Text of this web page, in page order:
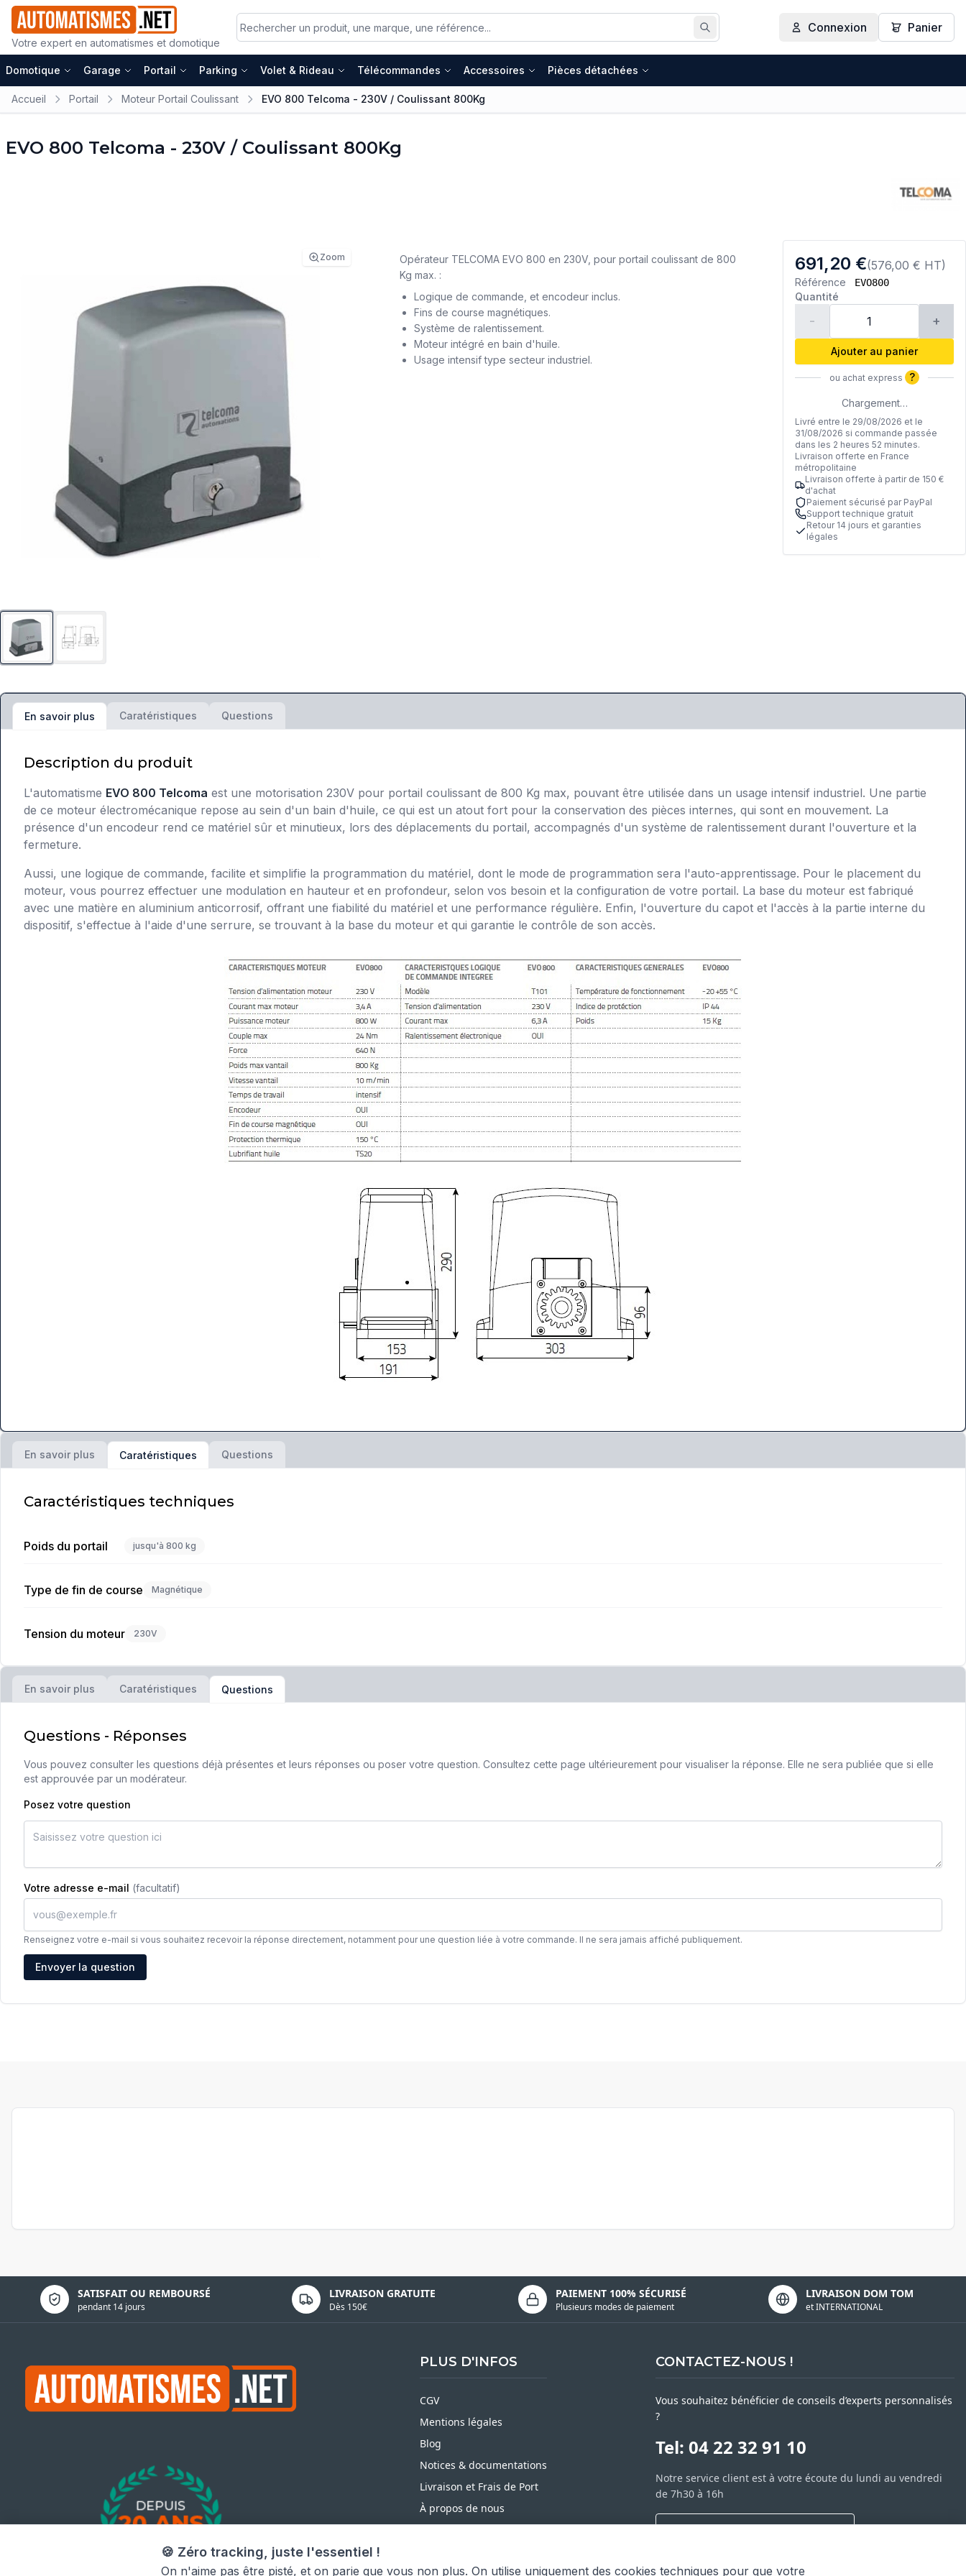
Votre expert en automatismes et domotique
Rechercher
Connexion Panier
Domotique Garage Portail Parking Volet & Rideau Télécommandes Accessoires Pièces détachées
Accueil Portail Moteur Portail Coulissant EVO 800 Telcoma - 230V / Coulissant 800Kg
🍪 Zéro tracking, juste l'essentiel !
On n'aime pas être pisté, et on parie que vous non plus. On utilise uniquement des cookies techniques pour que votre
EVO 800 Telcoma - 230V / Coulissant 800Kg
Zoom 691,20 €(576,00 € HT)
Référence EVO800
Quantité
- +
Ajouter au panier
ou achat express ?
Chargement…
Livré entre le 29/08/2026 et le
31/08/2026 si commande passée
dans les 2 heures 52 minutes.
Livraison offerte en France
métropolitaine
Livraison offerte à partir de 150 €
d'achat
Paiement sécurisé par PayPal
Support technique gratuit
Retour 14 jours et garanties
légales
Opérateur TELCOMA EVO 800 en 230V, pour portail coulissant de 800
Kg max. :
Logique de commande, et encodeur inclus.
Fins de course magnétiques.
Système de ralentissement.
Moteur intégré en bain d'huile.
Usage intensif type secteur industriel.
En savoir plus Caratéristiques Questions
Description du produit
L'automatisme EVO 800 Telcoma est une motorisation 230V pour portail coulissant de 800 Kg max, pouvant être utilisée dans un usage intensif industriel. Une partie
de ce moteur électromécanique repose au sein d'un bain d'huile, ce qui est un atout fort pour la conservation des pièces internes, qui sont en mouvement. La
présence d'un encodeur rend ce matériel sûr et minutieux, lors des déplacements du portail, accompagnés d'un système de ralentissement durant l'ouverture et la
fermeture.
Aussi, une logique de commande, facilite et simplifie la programmation du matériel, dont le mode de programmation sera l'auto-apprentissage. Pour le placement du
moteur, vous pourrez effectuer une modulation en hauteur et en profondeur, selon vos besoin et la configuration de votre portail. La base du moteur est fabriqué
avec une matière en aluminium anticorrosif, offrant une fiabilité du matériel et une performance régulière. Enfin, l'ouverture du capot et l'accès à la partie interne du
dispositif, s'effectue à l'aide d'une serrure, se trouvant à la base du moteur et qui garantie le contrôle de son accès.
En savoir plus Caratéristiques Questions
Caractéristiques techniques
Poids du portail jusqu'à 800 kg
Type de fin de course Magnétique
Tension du moteur 230V
En savoir plus Caratéristiques Questions
Questions - Réponses
Vous pouvez consulter les questions déjà présentes et leurs réponses ou poser votre question. Consultez cette page ultérieurement pour visualiser la réponse. Elle ne sera publiée que si elle
est approuvée par un modérateur.
Posez votre question
Votre adresse e-mail (facultatif)
Renseignez votre e-mail si vous souhaitez recevoir la réponse directement, notamment pour une question liée à votre commande. Il ne sera jamais affiché publiquement.
Adresse e-mail
Envoyer la question
SATISFAIT OU REMBOURSÉ
pendant 14 jours
Politique de confidentialité LIVRAISON GRATUITE
Dès 150€
PAIEMENT 100% SÉCURISÉ
Plusieurs modes de paiement
LIVRAISON DOM TOM
et INTERNATIONAL
PLUS D'INFOS
CGV
Mentions légales
Blog
Notices & documentations
Livraison et Frais de Port
À propos de nous
Satisfait ou Remboursé
CONTACTEZ-NOUS !
Vous souhaitez bénéficier de conseils d’experts personnalisés
?
Tel: 04 22 32 91 10
Notre service client est à votre écoute du lundi au vendredi
de 7h30 à 16h
NOUS CONTACTER PAR MESSAGE
SARL ASP06